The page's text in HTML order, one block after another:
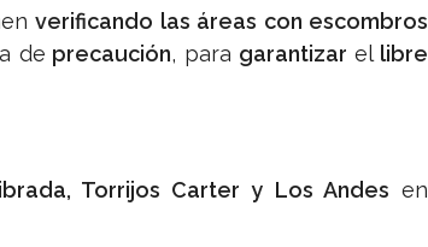
verificando las áreas con escombros
de precaución, para garantizar el libre
Torrijos Carter y Los Andes en